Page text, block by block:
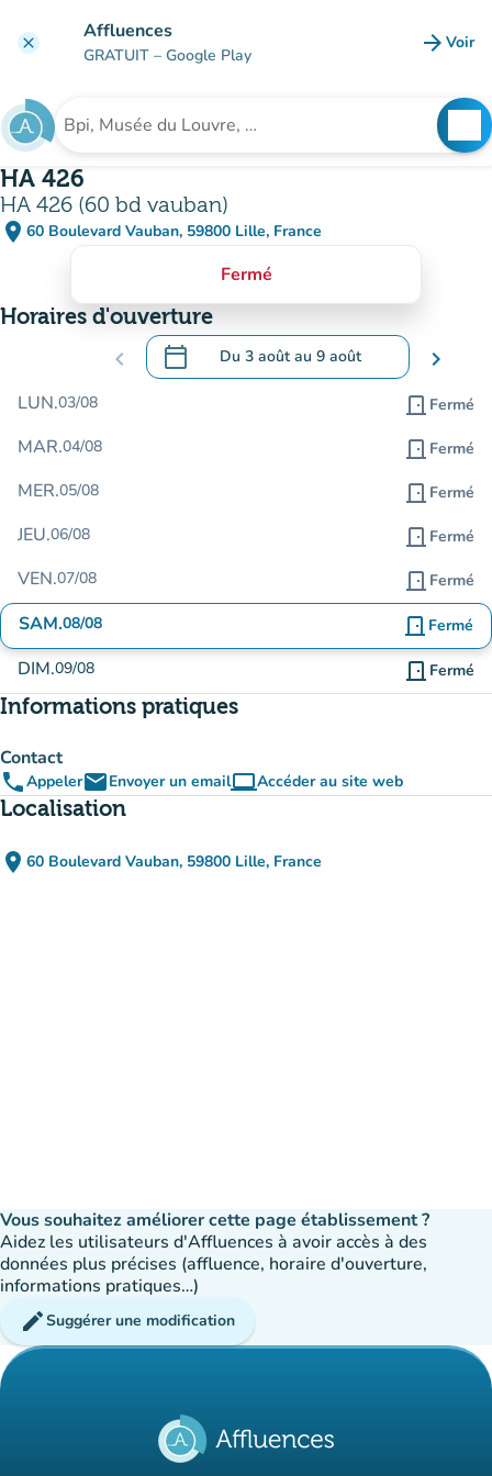
clear Affluences
GRATUIT – Google Play arrow_forward Voir
Rechercher un établissement
HA 426
HA 426 (60 bd vauban)
place 60 Boulevard Vauban, 59800 Lille, France
(ouvrir dans Google Maps)
(nouvel onglet)
Fermé
Horaires d'ouverture
chevron_left calendar_today Du 3 aoûtau 9 août
.Ouvrir le calendrier pour changer de
chevron_right
LUN.03/08 door_front Fermé
MAR.04/08 door_front Fermé
MER.05/08 door_front Fermé
JEU.06/08 door_front Fermé
VEN.07/08 door_front Fermé
SAM.08/08 door_front Fermé
DIM.09/08 door_front Fermé
Informations pratiques
Contact
phoneAppeleremailEnvoyer un emailcomputerAccéder au site web
(nouvel onglet)
Localisation
place 60 Boulevard Vauban, 59800 Lille, France
(ouvrir dans Google Maps)
(nouvel onglet)
Vous souhaitez améliorer cette page établissement ?
Aidez les utilisateurs d'Affluences à avoir accès à des
données plus précises (affluence, horaire d'ouverture,
informations pratiques…)
editSuggérer une modification